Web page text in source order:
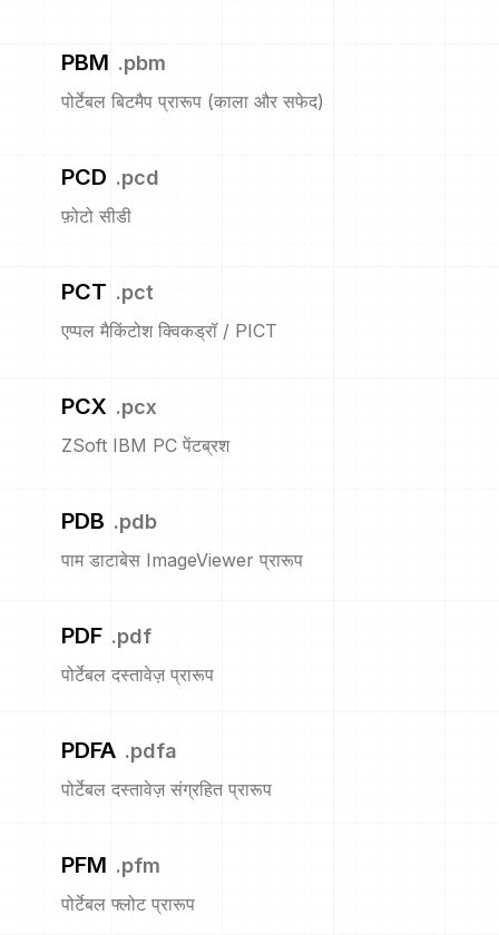
PBM .pbm
पोर्टेबल बिटमैप प्रारूप (काला और सफेद)
PCD .pcd
फ़ोटो सीडी
PCT .pct
एप्पल मैकिंटोश क्विकड्रॉ / PICT
PCX .pcx
ZSoft IBM PC पेंटब्रश
PDB .pdb
पाम डाटाबेस ImageViewer प्रारूप
PDF .pdf
पोर्टेबल दस्तावेज़ प्रारूप
PDFA .pdfa
पोर्टेबल दस्तावेज़ संग्रहित प्रारूप
PFM .pfm
पोर्टेबल फ्लोट प्रारूप